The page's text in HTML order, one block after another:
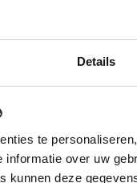
Details
te
over uw
kunnen deze